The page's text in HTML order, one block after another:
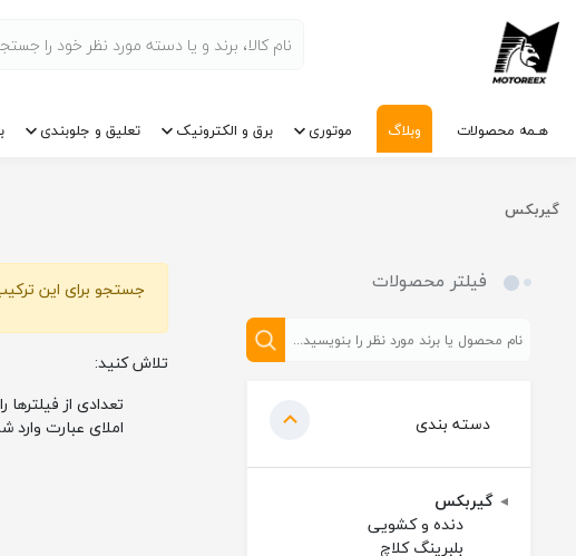
هـمه محصولات وبلاگ موتوری برق و الکترونیک تعلیق و جلوبندی
گیربکس
فیلتر محصولات
دسته بندی
گیربکس
دنده و کشویی
بلبرینگ کلاچ
جستجو برای این
تلاش کنید:
تعدادی از
املای عبارت وارد